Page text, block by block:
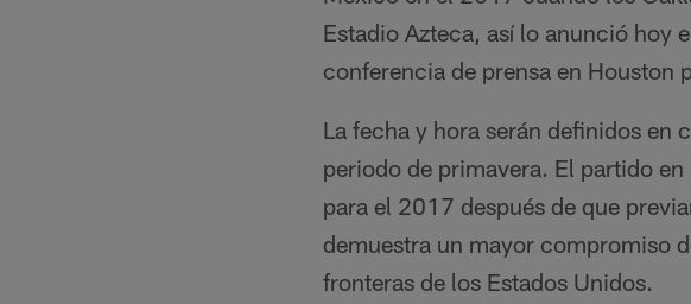
Estadio Azteca, así lo anunció hoy
conferencia de prensa en Houston
La fecha y hora serán definidos en
periodo de primavera. El partido
para el 2017 después de que
demuestra un mayor compromiso
fronteras de los Estados Unidos.